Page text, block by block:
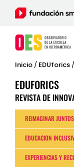
Inicio / EDUforics /
EDUFORICS
REVISTA DE
REIMAGINAR
EDUCACIÓN
EXPERIENCIAS Y